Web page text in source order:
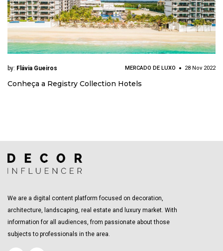
by: Flávia Gueiros MERCADO DE LUXO 28 Nov 2022
Conheça a Registry Collection Hotels
We are a digital content platform focused on decoration,
architecture, landscaping, real estate and luxury market. With
information for all audiences, from passionate about those
subjects to professionals in the area.